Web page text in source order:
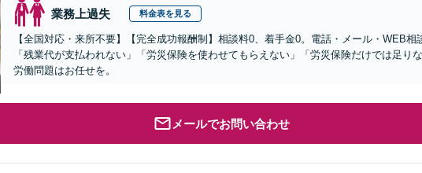
業務上過失 料金表を見る
【全国対応・来所不要】【完全成功報酬制】相談料0、着手金0。電話・メール・WEB相
「残業代が支払われない」「労災保険を使わせてもらえない」「労災保険だけでは足り
労働問題はお任せを。
メールでお問い合わせ